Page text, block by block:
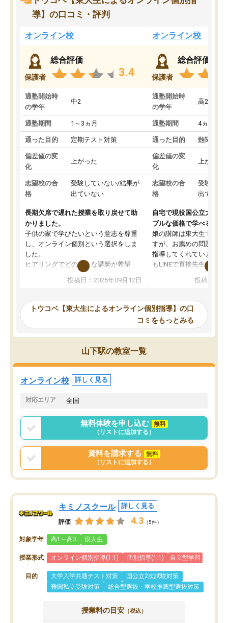
導】の口コミ・評判
オンライン校
保護者
総合評価
3.4
通塾開始時
の学年
中2
通塾期間 1～3ヵ月
通った目的 定期テスト対策
偏差値の変
化
上がった
志望校の合
格
受験していない/結果が
出ていない
長期欠席で遅れた授業を取り戻せて助
かりました。
子供の家で学びたいという意志を尊重
し、オンライン個別という選択をしま
した。
ヒアリングでどのような講師が希望
か、オプションは付帯するかなど選ぶ
事が出来ました。
ーティングを行い、その講師で良いか
見てから講師を決定する事ができま
す。
うちの子は、初回面談の講師の方で決
オンラインツールを使用した単語帳の
共有があり宿題もそちらで出される形
でした。
言う事で講師変更の申し出があり、あ
まりに短期での変更だった為、塾に通
う事にして退会しました。遅れも取り
戻せ、授業内容や講師の方は良かった
と思います。
投稿日：2025年09月12日
オンライン校
保護者
総合評価
通塾開始時
の学年
高2
通塾期間 4ヵ月～1
通った目的 難関私立
偏差値の変
化
上がった
志望校の合
格
受験して
出ていな
自宅で現役国公立大学生
ブルな価格で学べる
娘の講師は東大生では無
すが、お薦めの問題集や
指導してくれています。
もLINEで直接先生に質問
めれるので、個人に合
いなのがあり(有料)、受
ことをどんなスケジュー
くか相談したのですが、
ち期待したものではなく
くなってきたようなので
投稿日：
トウコベ【東大生によるオンライン個別指導】の口
コミをもっとみる
山下駅の教室一覧
オンライン校 詳しく見る
対応エリア 全国
無料体験を申し込む
無料
（リストに追加する）
資料を請求する
無料
（リストに追加する）
キミノスクール 詳しく見る
評価 4.3 （5件）
対象学年 高1～高3 浪人生
授業形式 オンライン個別指導(1:1) 個別指導(1:1) 自立型学習
目的 大学入学共通テスト対策
国公立2次試験対策
難関私立受験対策
総合型選抜・学校推薦型選抜対策
授業料の目安 （税込）